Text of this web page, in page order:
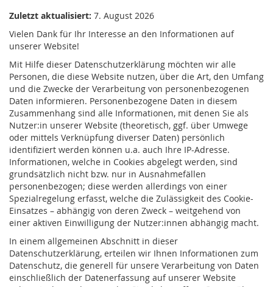
Zuletzt aktualisiert: 7. August 2026
Vielen Dank für Ihr Interesse an den Informationen auf
unserer Website!
Mit Hilfe dieser Datenschutzerklärung möchten wir alle
Personen, die diese Website nutzen, über die Art, den Umfang
und die Zwecke der Verarbeitung von personenbezogenen
Daten informieren. Personenbezogene Daten in diesem
Zusammenhang sind alle Informationen, mit denen Sie als
Nutzer:in unserer Website (theoretisch, ggf. über Umwege
oder mittels Verknüpfung diverser Daten) persönlich
identifiziert werden können u.a. auch Ihre IP-Adresse.
Informationen, welche in Cookies abgelegt werden, sind
grundsätzlich nicht bzw. nur in Ausnahmefällen
personenbezogen; diese werden allerdings von einer
Spezialregelung erfasst, welche die Zulässigkeit des Cookie-
Einsatzes – abhängig von deren Zweck – weitgehend von
einer aktiven Einwilligung der Nutzer:innen abhängig macht.
In einem allgemeinen Abschnitt in dieser
Datenschutzerklärung, erteilen wir Ihnen Informationen zum
Datenschutz, die generell für unsere Verarbeitung von Daten
einschließlich der Datenerfassung auf unserer Website